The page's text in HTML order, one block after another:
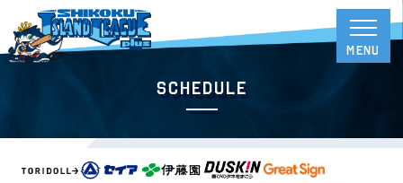
Schedule